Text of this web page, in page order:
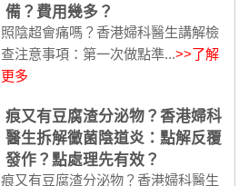
備？費用幾多？
照陰超會痛嗎？香港婦科醫生講解檢
查注意事項：第一次做點準...>>了解
更多
痕又有豆腐渣分泌物？香港婦科
醫生拆解黴菌陰道炎：點解反覆
發作？點處理先有效？
痕又有豆腐渣分泌物？香港婦科醫生